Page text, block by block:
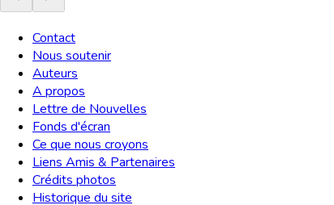
Contact
Nous soutenir
Auteurs
A propos
Lettre de Nouvelles
Fonds d'écran
Ce que nous croyons
Liens Amis & Partenaires
Crédits photos
Historique du site